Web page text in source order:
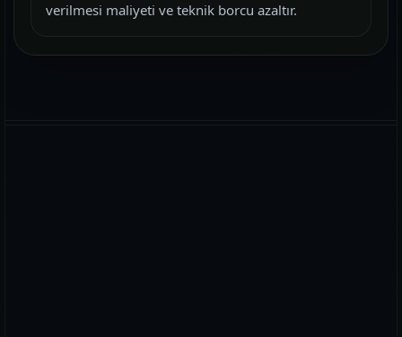
verilmesi maliyeti ve teknik borcu azaltır.